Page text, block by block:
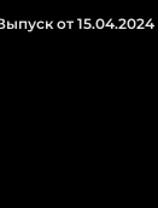
от 15.04.2024